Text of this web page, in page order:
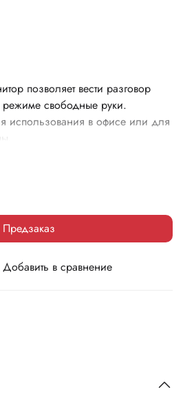
Добавить в сравнение
позволяет вести разговор
режиме свободные руки.
использования в офисе или для
Предзаказ